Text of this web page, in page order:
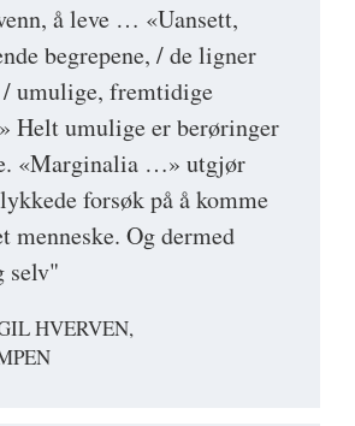
å leve … «Uansett,
begrepene, / de ligner
umulige, fremtidige
Helt umulige er berøringer
«Marginalia …» utgjør
forsøk på å komme
menneske. Og dermed
selv"
HVERVEN,